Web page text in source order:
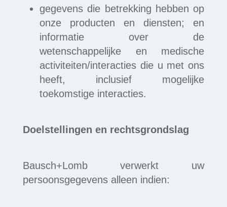
gegevens die betrekking hebben op
onze producten en diensten; en
informatie over de
wetenschappelijke en medische
activiteiten/interacties die u met ons
heeft, inclusief mogelijke
toekomstige interacties.
Doelstellingen en rechtsgrondslag
Bausch+Lomb verwerkt uw
persoonsgegevens alleen indien: